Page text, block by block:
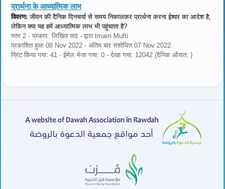
प्रार्थना के आध्यात्मिक लाभ
विवरण: जीवन की दैनिक दिनचर्या से समय निकालकर प्रार्थना करना ईश्वर का आदेश है,
लेकिन क्या यह हमें आध्यात्मिक लाभ भी पहुंचाता है?
स्तर 2 - प्रकार: लिखित पाठ - द्वारा Imam Mufti
प्रकाशित हुआ 08 Nov 2022 - अंतिम बार संशोधित 07 Nov 2022
प्रिंट किया गया: 41 - ईमेल भेजा गया: 0 - देखा गया: 12042 (दैनिक औसत: )